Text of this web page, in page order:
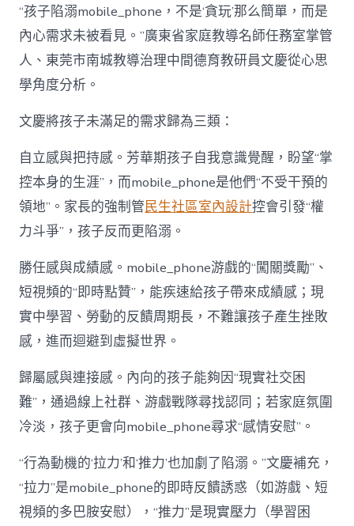
“孩子陷溺mobile_phone，不是‘貪玩’那么簡單，而是
內心需求未被看見。”廣東省家庭教導名師任務室掌管
人、東莞市南城教導治理中間德育教研員文慶從心思
學角度分析。
文慶將孩子未滿足的需求歸為三類：
自立感與把持感。芳華期孩子自我意識覺醒，盼望“掌
控本身的生涯”，而mobile_phone是他們“不受干預的
領地”。家長的強制管民生社區室內設計控會引發“權
力斗爭”，孩子反而更陷溺。
勝任感與成績感。mobile_phone游戲的“闖關獎勵”、
短視頻的“即時點贊”，能疾速給孩子帶來成績感；現
實中學習、勞動的反饋周期長，不難讓孩子產生挫敗
感，進而迴避到虛擬世界。
歸屬感與連接感。內向的孩子能夠因“現實社交困
難”，通過線上社群、游戲戰隊尋找認同；若家庭氛圍
冷淡，孩子更會向mobile_phone尋求“感情安慰”。
“行為動機的‘拉力’和‘推力’也加劇了陷溺。”文慶補充，
“拉力”是mobile_phone的即時反饋誘惑（如游戲、短
視頻的多巴胺安慰），“推力”是現實壓力（學習困